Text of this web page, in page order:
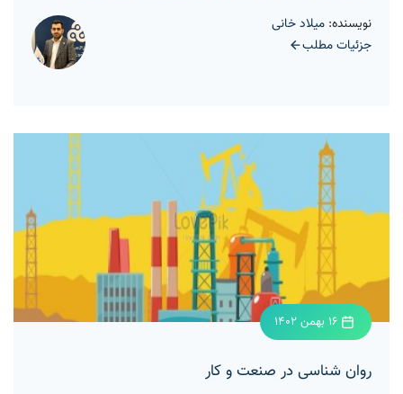
نویسنده: میلاد خانی
جزئیات مطلب
روان شناسی در صنعت و کار